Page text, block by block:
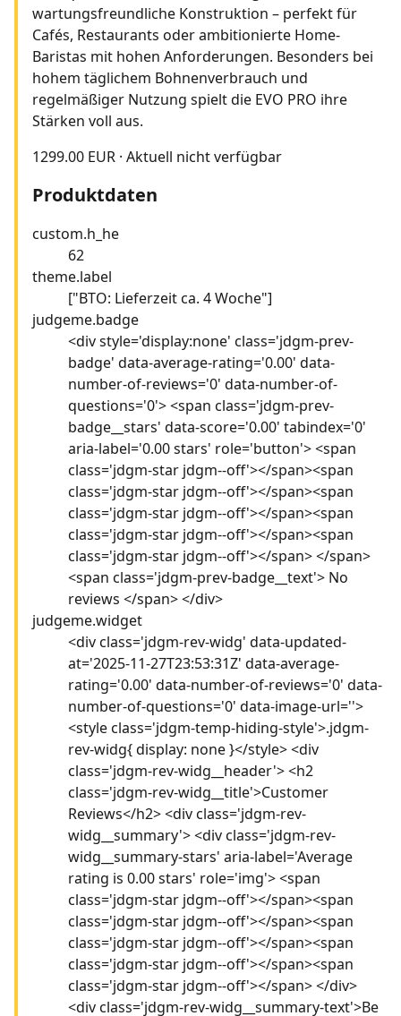
wartungsfreundliche Konstruktion – perfekt für
Cafés, Restaurants oder ambitionierte Home-
Baristas mit hohen Anforderungen. Besonders bei
hohem täglichem Bohnenverbrauch und
regelmäßiger Nutzung spielt die EVO PRO ihre
Stärken voll aus.
1299.00 EUR · Aktuell nicht verfügbar
Produktdaten
custom.h_he
62
theme.label
["BTO: Lieferzeit ca. 4 Woche"]
judgeme.badge
<div style='display:none' class='jdgm-prev-
badge' data-average-rating='0.00' data-
number-of-reviews='0' data-number-of-
questions='0'> <span class='jdgm-prev-
badge__stars' data-score='0.00' tabindex='0'
aria-label='0.00 stars' role='button'> <span
class='jdgm-star jdgm--off'></span><span
class='jdgm-star jdgm--off'></span><span
class='jdgm-star jdgm--off'></span><span
class='jdgm-star jdgm--off'></span><span
class='jdgm-star jdgm--off'></span> </span>
<span class='jdgm-prev-badge__text'> No
reviews </span> </div>
judgeme.widget
<div class='jdgm-rev-widg' data-updated-
at='2025-11-27T23:53:31Z' data-average-
rating='0.00' data-number-of-reviews='0' data-
number-of-questions='0' data-image-url=''>
<style class='jdgm-temp-hiding-style'>.jdgm-
rev-widg{ display: none }</style> <div
class='jdgm-rev-widg__header'> <h2
class='jdgm-rev-widg__title'>Customer
Reviews</h2> <div class='jdgm-rev-
widg__summary'> <div class='jdgm-rev-
widg__summary-stars' aria-label='Average
rating is 0.00 stars' role='img'> <span
class='jdgm-star jdgm--off'></span><span
class='jdgm-star jdgm--off'></span><span
class='jdgm-star jdgm--off'></span><span
class='jdgm-star jdgm--off'></span><span
class='jdgm-star jdgm--off'></span> </div>
<div class='jdgm-rev-widg__summary-text'>Be